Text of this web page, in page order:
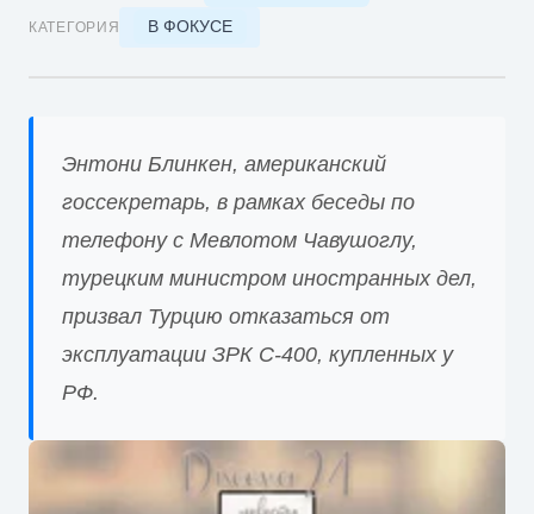
КАТЕГОРИЯ В ФОКУСЕ
Энтони Блинкен, американский
госсекретарь, в рамках беседы по
телефону с Мевлотом Чавушоглу,
турецким министром иностранных дел,
призвал Турцию отказаться от
эксплуатации ЗРК С-400, купленных у
РФ.